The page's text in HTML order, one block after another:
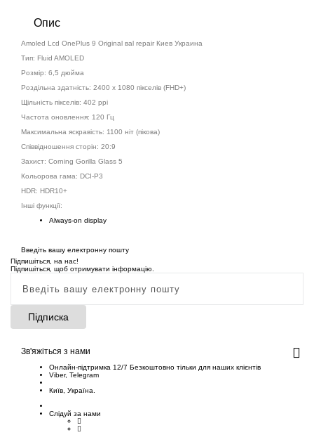
Опис
Amoled Lcd OnePlus 9 Original вal repair Киев Украина
Тип: Fluid AMOLED
Розмір: 6,5 дюйма
Роздільна здатність: 2400 x 1080 пікселів (FHD+)
Щільність пікселів: 402 ppi
Частота оновлення: 120 Гц
Максимальна яскравість: 1100 ніт (пікова)
Співвідношення сторін: 20:9
Захист: Corning Gorilla Glass 5
Кольорова гама: DCI-P3
HDR: HDR10+
Інші функції:
Always-on display
Введіть вашу електронну пошту
Підпишіться, на нас!
Підпишіться, щоб отримувати інформацію.
Підписка
Зв'яжіться з нами
Онлайн-підтримка 12/7 Безкоштовно тільки для наших клієнтів
Viber, Telegram
Київ, Україна.
Слідуй за нами